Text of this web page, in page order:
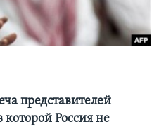
представителей
Россия не